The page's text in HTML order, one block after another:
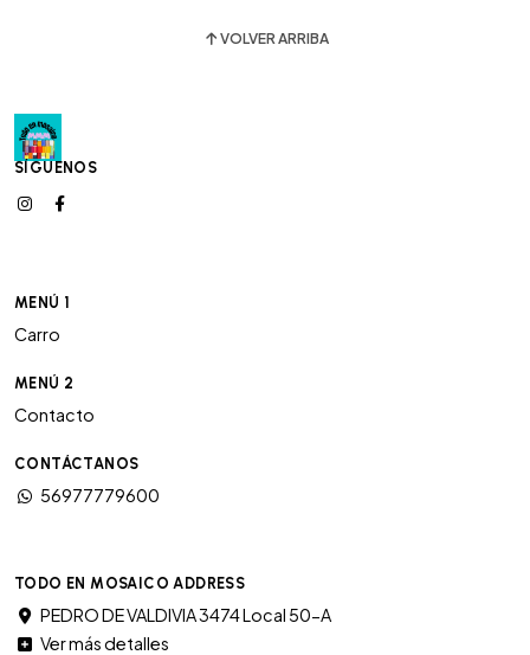
VOLVER ARRIBA
SÍGUENOS
MENÚ 1
Carro
MENÚ 2
Contacto
CONTÁCTANOS
56977779600
TODO EN MOSAICO ADDRESS
PEDRO DE VALDIVIA 3474 Local 50-A
Ver más detalles